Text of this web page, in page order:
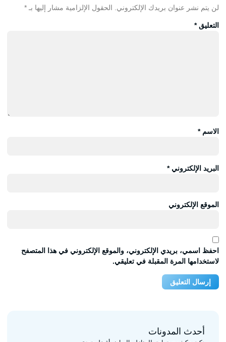
لن يتم نشر عنوان بريدك الإلكتروني. الحقول الإلزامية مشار إليها بـ *
التعليق*
الاسم*
البريد الإلكتروني*
الموقع الإلكتروني
احفظ اسمي، بريدي الإلكتروني، والموقع الإلكتروني في هذا المتصفح
لاستخدامها المرة المقبلة في تعليقي.
أحدث المدونات